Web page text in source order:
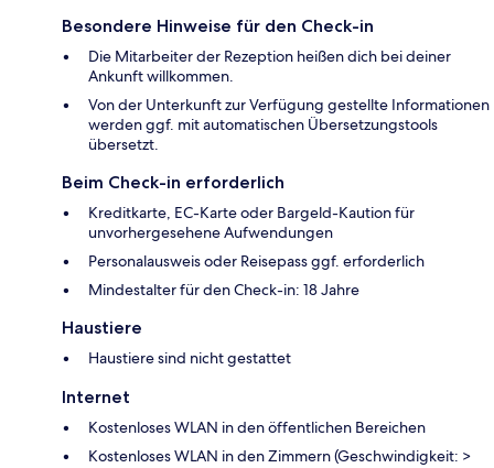
Besondere Hinweise für den Check-in
Die Mitarbeiter der Rezeption heißen dich bei deiner
Ankunft willkommen.
Von der Unterkunft zur Verfügung gestellte Informationen
werden ggf. mit automatischen Übersetzungstools
übersetzt.
Beim Check-in erforderlich
Kreditkarte, EC-Karte oder Bargeld-Kaution für
unvorhergesehene Aufwendungen
Personalausweis oder Reisepass ggf. erforderlich
Mindestalter für den Check-in: 18 Jahre
Haustiere
Haustiere sind nicht gestattet
Internet
Kostenloses WLAN in den öffentlichen Bereichen
Kostenloses WLAN in den Zimmern (Geschwindigkeit: >